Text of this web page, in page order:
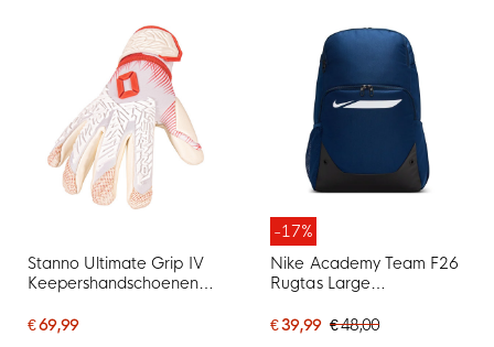
Stanno Ultimate Grip IV
Keepershandschoenen
€ 69,99
-17%
Nike Academy Team F26
Rugtas Large
€ 39,99 € 48,00